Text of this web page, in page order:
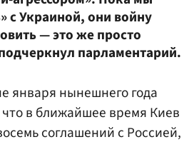
с Украиной, они войну
— это же просто
парламентарий.
января нынешнего года
в ближайшее время Киев
соглашений с Россией,